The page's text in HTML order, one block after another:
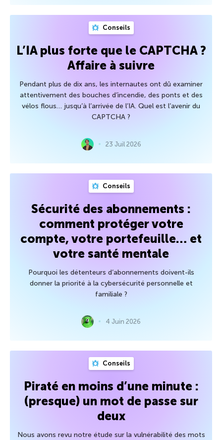
Conseils
L’IA plus forte que le CAPTCHA ?
Affaire à suivre
Pendant plus de dix ans, les internautes ont dû examiner
attentivement des bouches d’incendie, des ponts et des
vélos flous… jusqu’à l’arrivée de l’IA. Quel est l’avenir du
CAPTCHA ?
23 Juil 2026
Conseils
Sécurité des abonnements :
comment protéger votre
compte, votre portefeuille… et
votre santé mentale
Pourquoi les détenteurs d’abonnements doivent-ils
donner la priorité à la cybersécurité personnelle et
familiale ?
4 Juin 2026
Conseils
Piraté en moins d’une minute :
(presque) un mot de passe sur
deux
Nous avons revu notre étude sur la vulnérabilité des mots